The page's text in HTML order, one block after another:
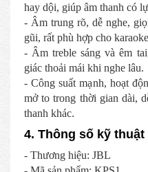
hay dội, giúp âm thanh có
- Âm trung rõ, dễ nghe,
gũi, rất phù hợp cho
- Âm treble sáng và êm
giác thoải mái khi nghe lâu.
- Công suất mạnh, hoạt
mở to trong thời gian dài,
thanh khác.
4. Thông số kỹ thuật
- Thương hiệu: JBL